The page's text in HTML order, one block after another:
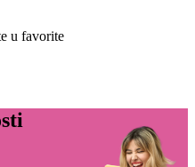
u favorite